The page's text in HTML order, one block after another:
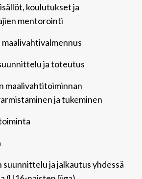
koulutukset ja
mentorointi
ja toteutus
maalivahtitoiminnan
ja tukeminen
suunnittelu ja jalkautus yhdessä